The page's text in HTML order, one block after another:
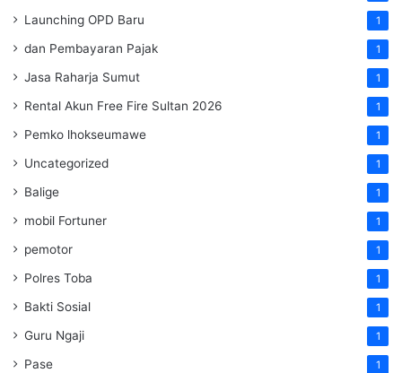
Launching OPD Baru 1
dan Pembayaran Pajak 1
Jasa Raharja Sumut 1
Rental Akun Free Fire Sultan 2026 1
Pemko lhokseumawe 1
Uncategorized 1
Balige 1
mobil Fortuner 1
pemotor 1
Polres Toba 1
Bakti Sosial 1
Guru Ngaji 1
Pase 1